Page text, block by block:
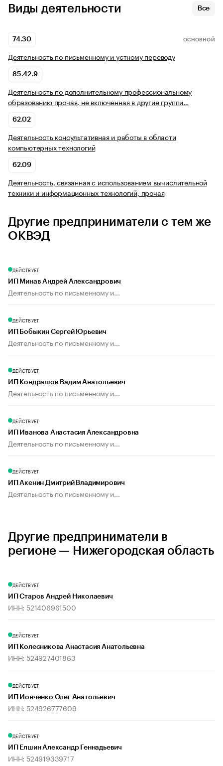
Виды деятельности Все
74.30 ОСНОВНОЙ
Деятельность по письменному и устному переводу
85.42.9
Деятельность по дополнительному профессиональному
образованию прочая, не включенная в другие группи…
62.02
Деятельность консультативная и работы в области
компьютерных технологий
62.09
Деятельность, связанная с использованием вычислительной
техники и информационных технологий, прочая
Другие предприниматели с тем же
ОКВЭД
ДЕЙСТВУЕТ
ИП Минав Андрей Александрович
Деятельность по письменному и...
ДЕЙСТВУЕТ
ИП Бобыкин Сергей Юрьевич
Деятельность по письменному и...
ДЕЙСТВУЕТ
ИП Кондрашов Вадим Анатольевич
Деятельность по письменному и...
ДЕЙСТВУЕТ
ИП Иванова Анастасия Александровна
Деятельность по письменному и...
ДЕЙСТВУЕТ
ИП Акенин Дмитрий Владимирович
Деятельность по письменному и...
Другие предприниматели в
регионе — Нижегородская область
ДЕЙСТВУЕТ
ИП Старов Андрей Николаевич
ИНН: 521406961500
ДЕЙСТВУЕТ
ИП Колесникова Анастасия Анатольевна
ИНН: 524927401863
ДЕЙСТВУЕТ
ИП Ионченко Олег Анатольевич
ИНН: 524926777609
ДЕЙСТВУЕТ
ИП Елшин Александр Геннадьевич
ИНН: 524919339717